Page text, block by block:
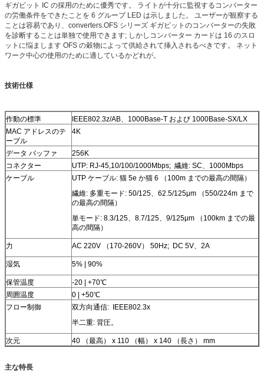
ギガビット IC の採用のために優秀です。 ライトが十分に監視するコンバーター
の労働条件をできたことを 6 グループ LED は示しました。 ユーザーが観察する
ことは容易であり、converters.OFS シリーズ ギガビットのコンバーターの失敗
を診断することは単独で使用できます; しかしコンバーター カードは 16 のスロ
ットに悩まします OFS の穀物によって供給されて挿入されるべきです。 ネット
ワーク中心の使用のために適しているかどれが。
技術仕様
作動の標準
IEEE802.3z/AB、1000Base-T および 1000Base-SX/LX
MAC アドレスのテ
ーブル
4K
データ バッファ
256K
コネクター
UTP: RJ-45,10/100/1000Mbps; 繊維: SC、1000Mbps
ケーブル
UTP ケーブル: 猫 5e か猫 6 （100m までの最高の間隔）
繊維: 多重モード: 50/125、62.5/125μm （550/224m まで
の最高の間隔）
単モード: 8.3/125、8.7/125、9/125μm （100km までの最
高の間隔）
力 AC 220V （170-260V） 50Hz; DC 5V、2A
湿気 5% | 90%
保管温度
-20 | +70℃
周囲温度
0 | +50℃
フロー制御
双方向通信: IEEE802.3x
半二重: 背圧。
次元 40 （最高） x 110 （幅） x 140 （長さ） mm
主な特長